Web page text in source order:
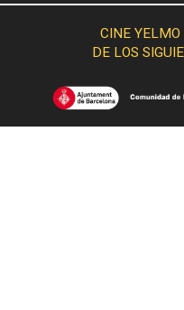
CINE YELMO
DE LOS